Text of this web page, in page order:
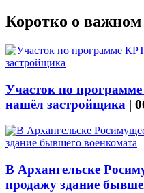
Коротко о важном
Участок по
нашёл застройщика |
В Архангельске
продажу здание